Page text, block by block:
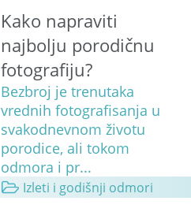
Kako napraviti
najbolju porodičnu
fotografiju?
Bezbroj je trenutaka
vrednih fotografisanja u
svakodnevnom životu
porodice, ali tokom
odmora i pr...
Izleti i godišnji odmori